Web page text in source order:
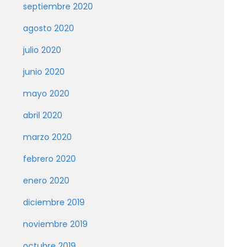
septiembre 2020
agosto 2020
julio 2020
junio 2020
mayo 2020
abril 2020
marzo 2020
febrero 2020
enero 2020
diciembre 2019
noviembre 2019